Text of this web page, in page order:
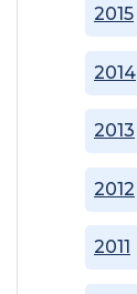
2011
2012
2013
2014
2015